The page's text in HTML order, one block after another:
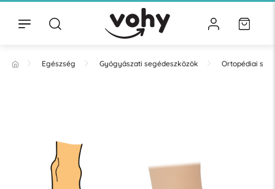
Egészség Gyógyászati segédeszközök Ortopédiai